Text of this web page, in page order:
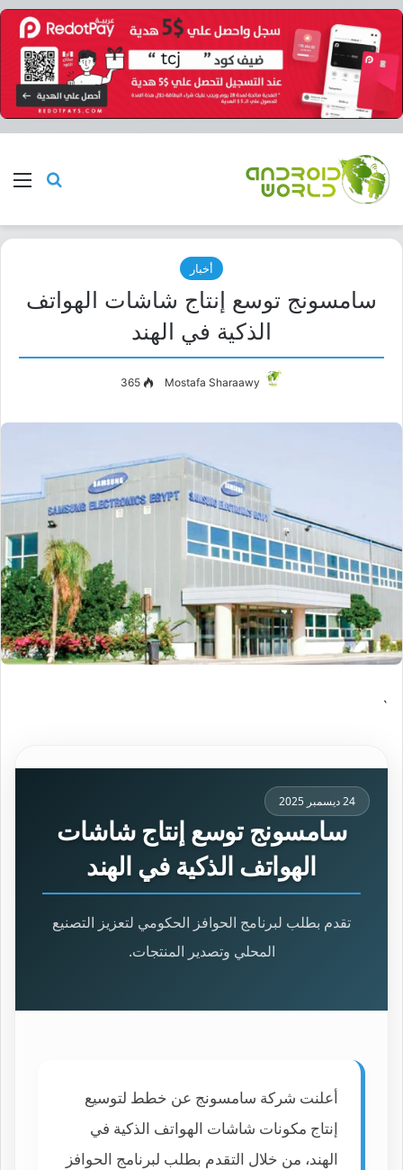
بحث
أخبار
سامسونج توسع إنتاج شاشات الهواتف
الذكية في الهند
Mostafa Sharaawy
365
`
24 ديسمبر 2025
سامسونج توسع إنتاج شاشات
الهواتف الذكية في الهند
تقدم بطلب لبرنامج الحوافز الحكومي لتعزيز التصنيع
المحلي وتصدير المنتجات.
أعلنت شركة سامسونج عن خطط لتوسيع
إنتاج مكونات شاشات الهواتف الذكية في
الهند، من خلال التقدم بطلب لبرنامج الحوافز